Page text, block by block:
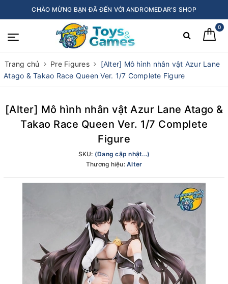
CHÀO MỪNG BẠN ĐÃ ĐẾN VỚI ANDROMEDAR'S SHOP
0
Trang chủ Pre Figures
[Alter] Mô hình nhân vật Azur Lane
Atago & Takao Race Queen Ver. 1/7 Complete Figure
[Alter] Mô hình nhân vật Azur Lane Atago &
Takao Race Queen Ver. 1/7 Complete
Figure
SKU: (Đang cập nhật...)
Thương hiệu: Alter